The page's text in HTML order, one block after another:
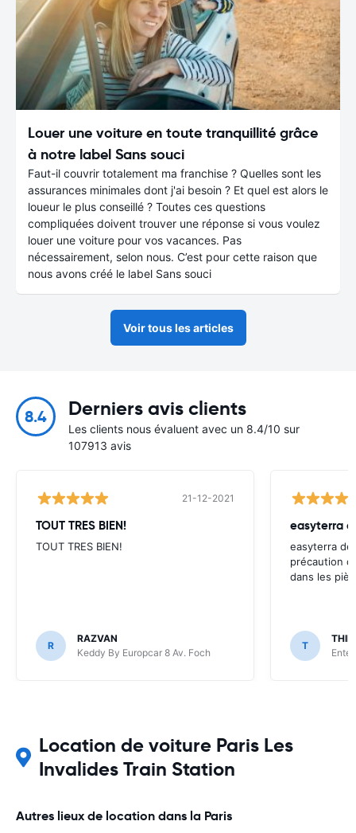
Louer une voiture en toute tranquillité grâce
à notre label Sans souci
Faut-il couvrir totalement ma franchise ? Quelles sont les
assurances minimales dont j'ai besoin ? Et quel est alors le
loueur le plus conseillé ? Toutes ces questions
compliquées doivent trouver une réponse si vous voulez
louer une voiture pour vos vacances. Pas
nécessairement, selon nous. C’est pour cette raison que
nous avons créé le label Sans souci
Voir tous les articles
8.4 Derniers avis clients
Les clients nous évaluent avec un 8.4/10 sur
107913 avis
21-12-2021
TOUT TRES BIEN!
TOUT TRES BIEN!
R
RAZVAN
Keddy By Europcar 8 Av. Foch
easyterra
précaution
dans les
T
Location de voiture Paris Les
Invalides Train Station
Autres lieux de location dans la Paris